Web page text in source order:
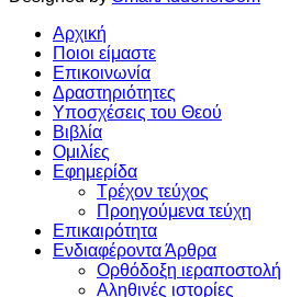
Αρχική
Ποιοι είμαστε
Επικοινωνία
Δραστηριότητες
Υποσχέσεις του Θεού
Βιβλία
Ομιλίες
Εφημερίδα
Τρέχον τεύχος
Προηγούμενα τεύχη
Επικαιρότητα
Ενδιαφέροντα Άρθρα
Ορθόδοξη ιεραποστολή
Αληθινές ιστορίες